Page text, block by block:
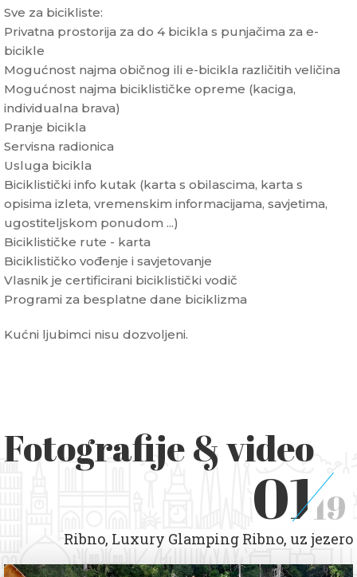
Sve za bicikliste:
Privatna prostorija za do 4 bicikla s punjačima za e-
bicikle
Mogućnost najma običnog ili e-bicikla različitih veličina
Mogućnost najma biciklističke opreme (kaciga,
individualna brava)
Pranje bicikla
Servisna radionica
Usluga bicikla
Biciklistički info kutak (karta s obilascima, karta s
opisima izleta, vremenskim informacijama, savjetima,
ugostiteljskom ponudom ...)
Biciklističke rute - karta
Biciklističko vođenje i savjetovanje
Vlasnik je certificirani biciklistički vodič
Programi za besplatne dane biciklizma
Kućni ljubimci nisu dozvoljeni.
Fotografije & video
0119
Ribno, Luxury Glamping Ribno, uz jezero